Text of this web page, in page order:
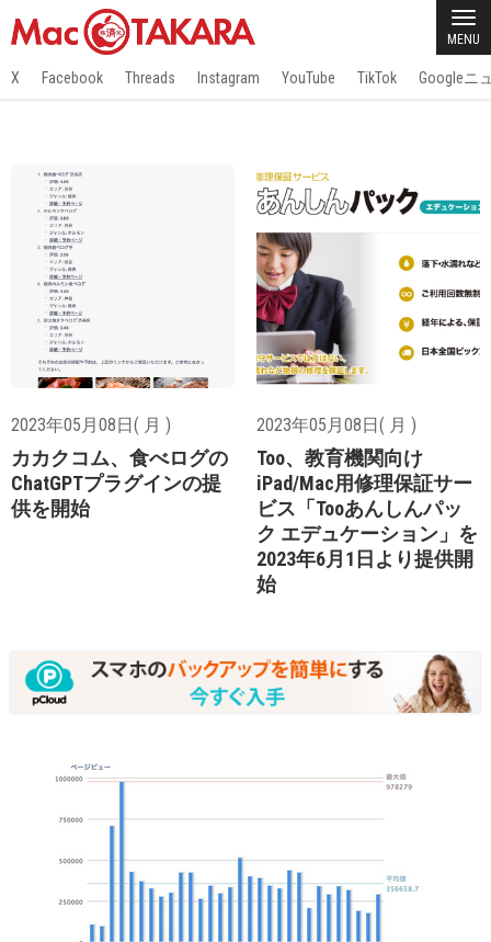
MENU
X Facebook Threads Instagram YouTube TikTok Googleニ
2023年05月08日( 月 )
カカクコム、食べログの
ChatGPTプラグインの提
供を開始
2023年05月08日( 月 )
Too、教育機関向け
iPad/Mac用修理保証サー
ビス「Tooあんしんパッ
ク エデュケーション」を
2023年6月1日より提供開
始